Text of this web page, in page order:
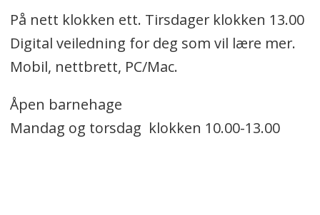
På nett klokken ett. Tirsdager klokken 13.00
Digital veiledning for deg som vil lære mer.
Mobil, nettbrett, PC/Mac.
Åpen barnehage
Mandag og torsdag klokken 10.00-13.00